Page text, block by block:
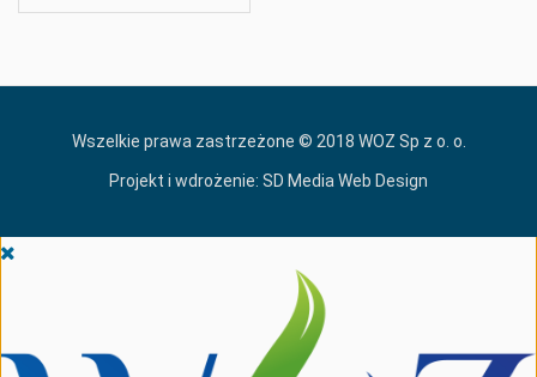
Wszelkie prawa zastrzeżone © 2018 WOZ Sp z o. o.
Projekt i wdrożenie: SD Media Web Design